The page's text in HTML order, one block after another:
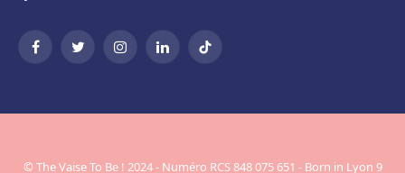
FacebookTwitterInstagramLinkedInTikTok
© The Vaise To Be ! 2024 - Numéro RCS 848 075 651 - Born in Lyon 9